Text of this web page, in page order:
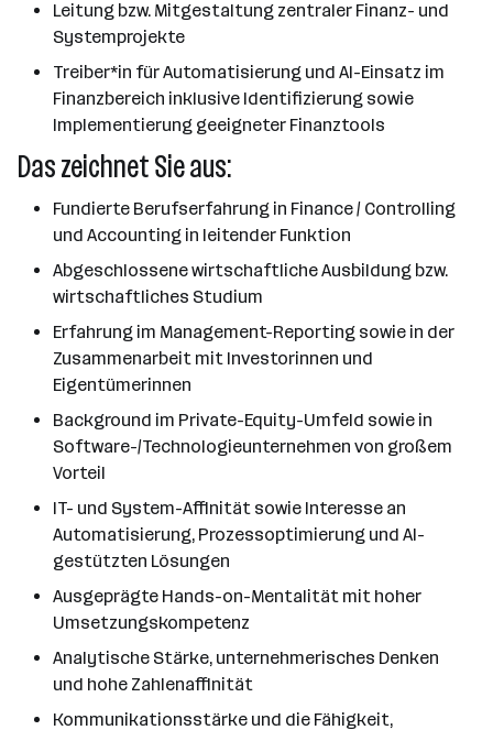
Leitung bzw. Mitgestaltung zentraler Finanz- und
Systemprojekte
Treiber*in für Automatisierung und AI-Einsatz im
Finanzbereich inklusive Identifizierung sowie
Implementierung geeigneter Finanztools
Das zeichnet Sie aus:
Fundierte Berufserfahrung in Finance / Controlling
und Accounting in leitender Funktion
Abgeschlossene wirtschaftliche Ausbildung bzw.
wirtschaftliches Studium
Erfahrung im Management-Reporting sowie in der
Zusammenarbeit mit Investorinnen und
Eigentümerinnen
Background im Private-Equity-Umfeld sowie in
Software-/Technologieunternehmen von großem
Vorteil
IT- und System-Affinität sowie Interesse an
Automatisierung, Prozessoptimierung und AI-
gestützten Lösungen
Ausgeprägte Hands-on-Mentalität mit hoher
Umsetzungskompetenz
Analytische Stärke, unternehmerisches Denken
und hohe Zahlenaffinität
Kommunikationsstärke und die Fähigkeit,